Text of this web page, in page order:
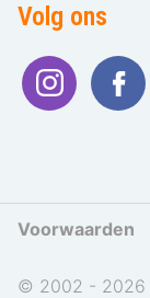
Volg ons
Voorwaarden
© 2002 - 2026